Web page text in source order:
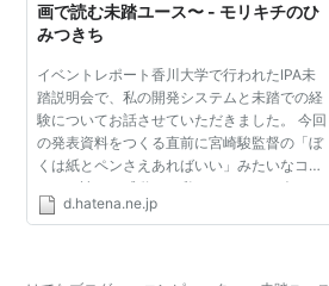
画で読む未踏ユース〜 - モリキチのひ
みつきち
イベントレポート香川大学で行われたIPA未
踏説明会で、私の開発システムと未踏での経
験についてお話させていただきました。 今回
の発表資料をつくる直前に宮崎駿監督の「ぼ
くは紙とペンさえあればいい」みたいなコメ
ントを読んで感動した私は、いきおい余っ
て、気がついたらこんなのをつくってしまっ
d.hatena.ne.jp